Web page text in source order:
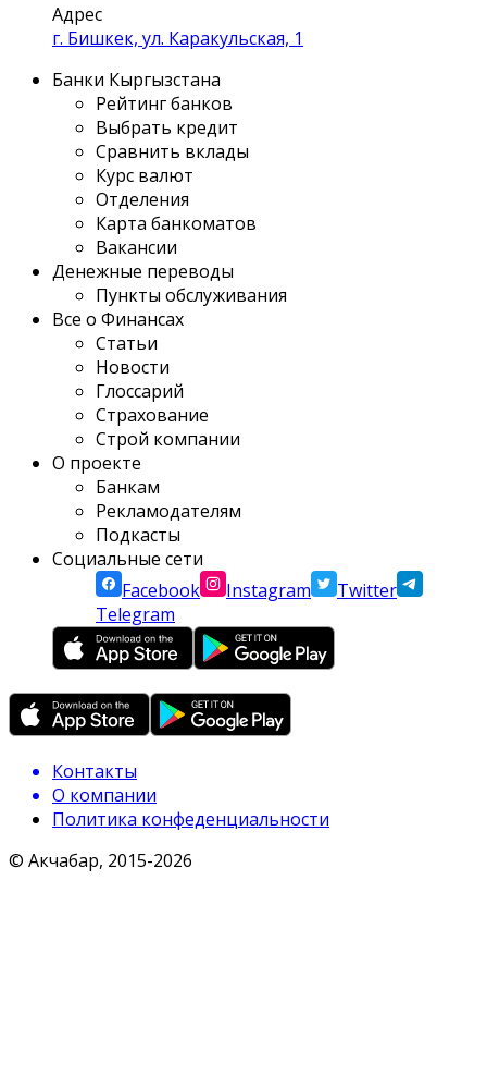
Адрес
г. Бишкек, ул. Каракульская, 1
Банки Кыргызстана
Рейтинг банков
Выбрать кредит
Сравнить вклады
Курс валют
Отделения
Карта банкоматов
Вакансии
Денежные переводы
Пункты обслуживания
Все о Финансах
Статьи
Новости
Глоссарий
Страхование
Строй компании
О проекте
Банкам
Рекламодателям
Подкасты
Социальные сети
Facebook
Instagram
Twitter
Telegram
Контакты
О компании
Политика конфеденциальности
© Акчабар, 2015-2026